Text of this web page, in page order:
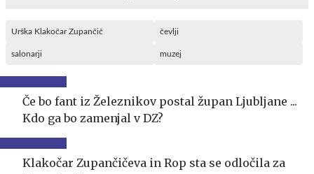
Urška Klakočar Zupančič čevlji
salonarji muzej
Če bo fant iz Železnikov postal župan Ljubljane ...
Kdo ga bo zamenjal v DZ?
Klakočar Zupančičeva in Rop sta se odločila za